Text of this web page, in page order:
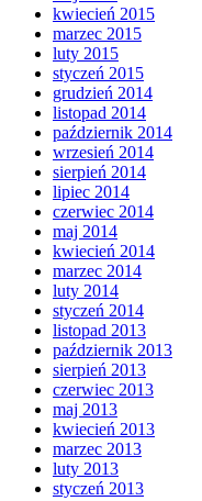
kwiecień 2015
marzec 2015
luty 2015
styczeń 2015
grudzień 2014
listopad 2014
październik 2014
wrzesień 2014
sierpień 2014
lipiec 2014
czerwiec 2014
maj 2014
kwiecień 2014
marzec 2014
luty 2014
styczeń 2014
listopad 2013
październik 2013
sierpień 2013
czerwiec 2013
maj 2013
kwiecień 2013
marzec 2013
luty 2013
styczeń 2013